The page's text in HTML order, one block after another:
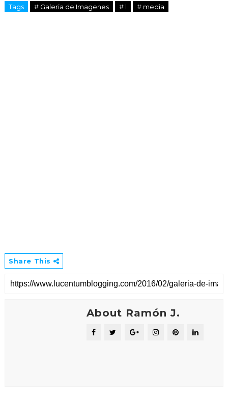
Tags # Galeria de Imagenes # l # media
Share This
About Ramón J.